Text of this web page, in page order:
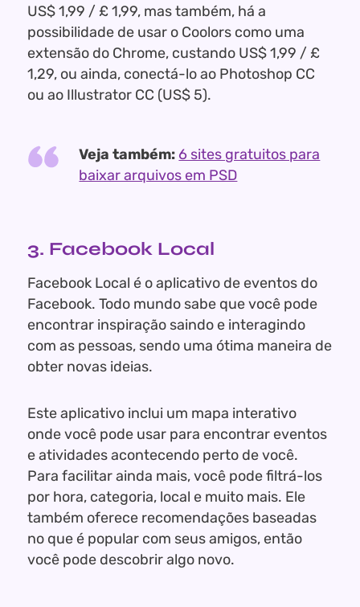
US$ 1,99 / £ 1,99, mas também, há a
possibilidade de usar o Coolors como uma
extensão do Chrome, custando US$ 1,99 / £
1,29, ou ainda, conectá-lo ao Photoshop CC
ou ao Illustrator CC (US$ 5).
Veja também: 6 sites gratuitos para
baixar arquivos em PSD
3. Facebook Local
Facebook Local é o aplicativo de eventos do
Facebook. Todo mundo sabe que você pode
encontrar inspiração saindo e interagindo
com as pessoas, sendo uma ótima maneira de
obter novas ideias.
Este aplicativo inclui um mapa interativo
onde você pode usar para encontrar eventos
e atividades acontecendo perto de você.
Para facilitar ainda mais, você pode filtrá-los
por hora, categoria, local e muito mais. Ele
também oferece recomendações baseadas
no que é popular com seus amigos, então
você pode descobrir algo novo.